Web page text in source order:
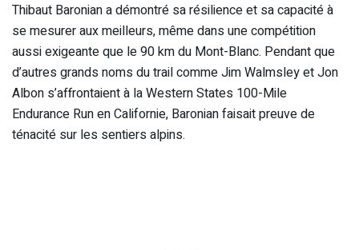
Thibaut Baronian a démontré sa résilience et sa capacité à
se mesurer aux meilleurs, même dans une compétition
aussi exigeante que le 90 km du Mont-Blanc. Pendant que
d’autres grands noms du trail comme Jim Walmsley et Jon
Albon s’affrontaient à la Western States 100-Mile
Endurance Run en Californie, Baronian faisait preuve de
ténacité sur les sentiers alpins.